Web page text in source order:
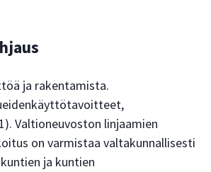
ja rakentamista.
Valtioneuvoston linjaamien
on varmistaa valtakunnallisesti
ja kuntien